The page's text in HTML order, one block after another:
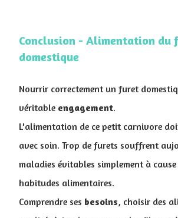
Conclusion - ​Alimentation du
domestique
Nourrir correctement un furet
véritable engagement.
L'alimentation de ce petit carnivore
avec soin. Trop de furets souffrent
maladies évitables simplement à
habitudes alimentaires.
Comprendre ses besoins, choisir des